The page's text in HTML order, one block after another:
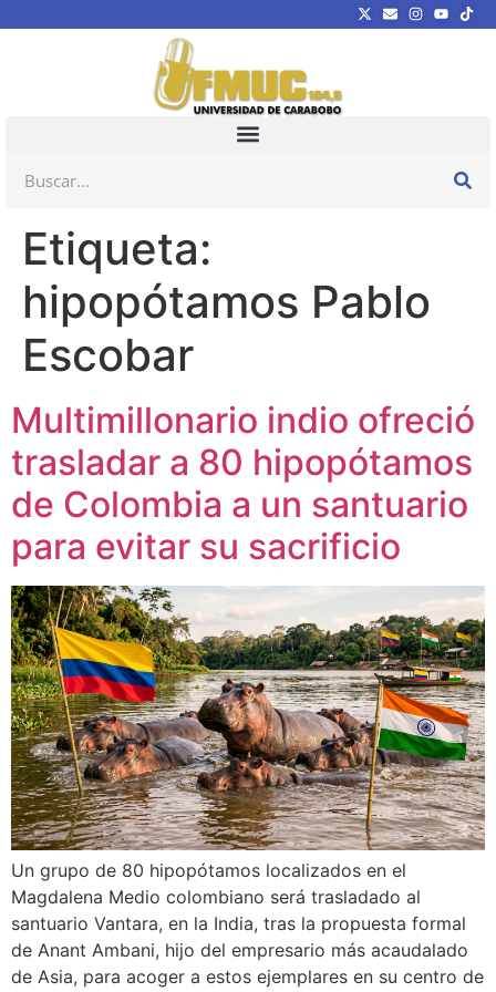
Etiqueta:
hipopótamos Pablo
Escobar
Multimillonario indio ofreció
trasladar a 80 hipopótamos
de Colombia a un santuario
para evitar su sacrificio
Un grupo de 80 hipopótamos localizados en el
Magdalena Medio colombiano será trasladado al
santuario Vantara, en la India, tras la propuesta formal
de Anant Ambani, hijo del empresario más acaudalado
de Asia, para acoger a estos ejemplares en su centro de